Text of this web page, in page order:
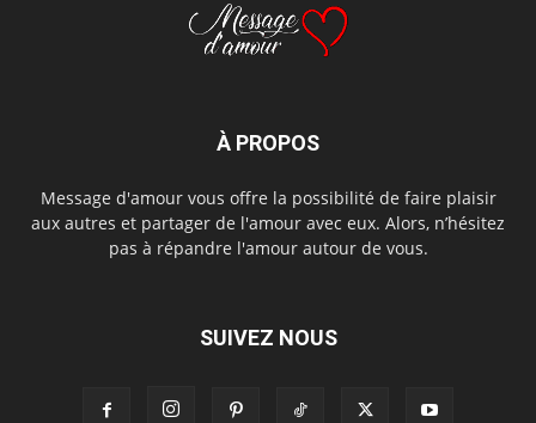
À PROPOS
Message d'amour vous offre la possibilité de faire plaisir
aux autres et partager de l'amour avec eux. Alors, n’hésitez
pas à répandre l'amour autour de vous.
SUIVEZ NOUS